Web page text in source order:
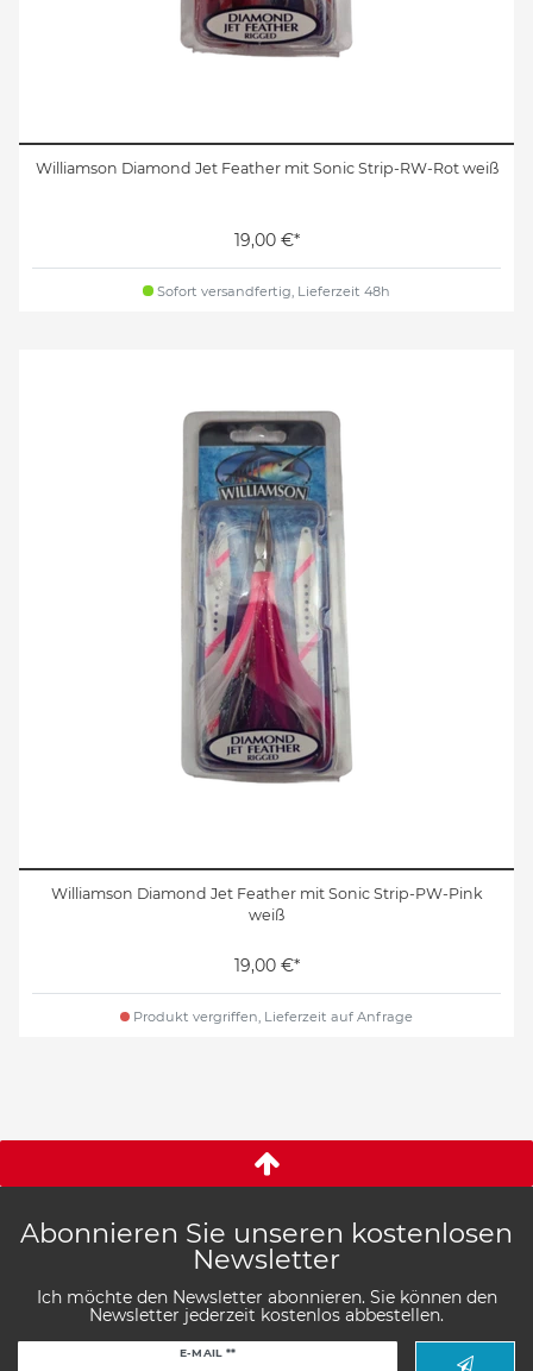
Williamson Diamond Jet Feather mit Sonic Strip-RW-Rot weiß
19,00 €*
Sofort versandfertig, Lieferzeit 48h
Williamson Diamond Jet Feather mit Sonic Strip-PW-Pink
weiß
19,00 €*
Produkt vergriffen, Lieferzeit auf Anfrage
Abonnieren Sie unseren kostenlosen
Newsletter
Ich möchte den Newsletter abonnieren. Sie können den
Newsletter jederzeit kostenlos abbestellen.
E-MAIL **